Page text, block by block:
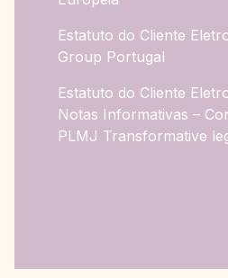
Estatuto do Cliente
Group Portugal
Estatuto do Cliente
Notas Informativas –
PLMJ Transformative